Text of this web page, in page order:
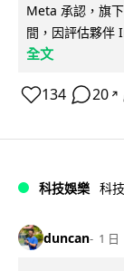
Meta 承認，旗
間，因評估夥伴
全文
134 20 ↗
科技娛樂 科
duncan 1 日